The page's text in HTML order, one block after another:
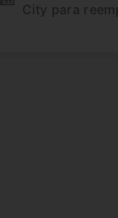
City para